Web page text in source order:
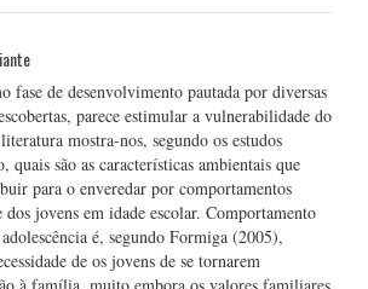
fase de desenvolvimento pautada por diversas
parece estimular a vulnerabilidade do
mostra-nos, segundo os estudos
quais são as características ambientais que
para o enveredar por comportamentos
dos jovens em idade escolar. Comportamento
é, segundo Formiga (2005),
de os jovens de se tornarem